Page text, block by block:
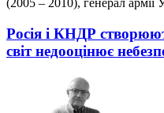
(2005 – 2010), генерал армії
Росія і КНДР
світ недооцінює